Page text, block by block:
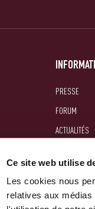
Ce site web utilise
Les cookies nous
relatives aux
PRESSE
FORUM
ACTUALITÉS